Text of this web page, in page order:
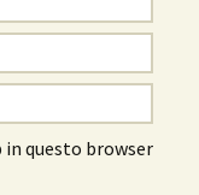
in questo browser